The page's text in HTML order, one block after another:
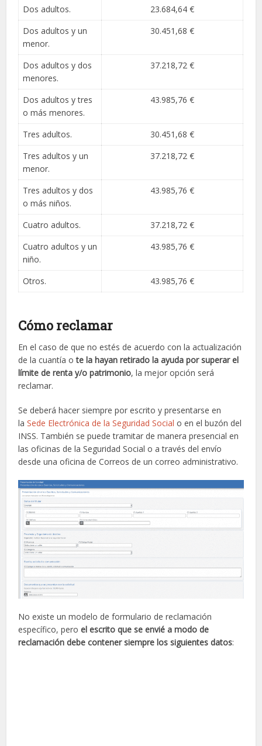
Dos adultos.
23.684,64 €
Dos adultos y un
menor.
30.451,68 €
Dos adultos y dos
menores.
37.218,72 €
Dos adultos y tres
o más menores.
43.985,76 €
Tres adultos.
30.451,68 €
Tres adultos y un
menor.
37.218,72 €
Tres adultos y dos
o más niños.
43.985,76 €
Cuatro adultos.
37.218,72 €
Cuatro adultos y un
niño.
43.985,76 €
Otros. 43.985,76 €
Cómo reclamar
En el caso de que no estés de acuerdo con la actualización
de la cuantía o te la hayan retirado la ayuda por superar el
límite de renta y/o patrimonio, la mejor opción será
reclamar.
Se deberá hacer siempre por escrito y presentarse en
la Sede Electrónica de la Seguridad Social o en el buzón del
INSS. También se puede tramitar de manera presencial en
las oficinas de la Seguridad Social o a través del envío
desde una oficina de Correos de un correo administrativo.
No existe un modelo de formulario de reclamación
específico, peroel escrito que se envié a modo de
reclamación debe contener siempre los siguientes datos: